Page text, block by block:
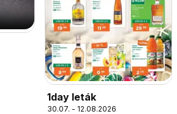
1day leták
30.07. - 12.08.2026